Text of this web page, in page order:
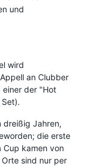
und
wird
an Clubber
einer der "Hot
dreißig Jahren,
die erste
Cup kamen von
sind nur per